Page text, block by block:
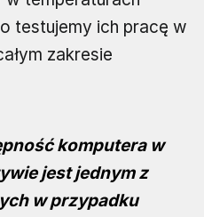
testujemy ich pracę w
zakresie
komputera w
jest jednym z
w przypadku